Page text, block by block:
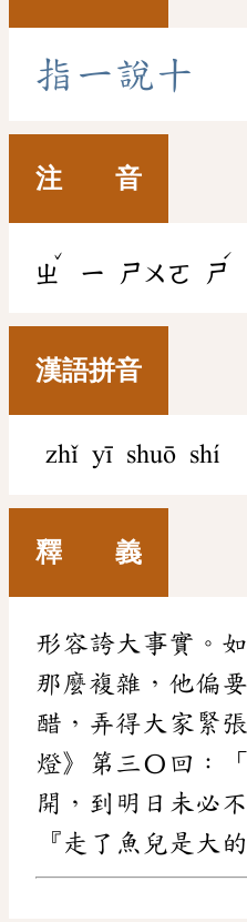
指 一說十
注 音
ㄓ
ˇ
ㄧ ㄕㄨㄛ ㄕ
ˊ
漢語拼音
zhǐ yī shuō shí
釋 義
形容誇大事實。
那麼複雜，他偏要
醋，弄得大家緊
燈》第三〇回：
開，到明日未必不
『走了魚兒是大